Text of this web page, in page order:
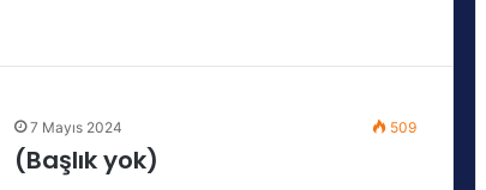
7 Mayıs 2024 509
(Başlık yok)